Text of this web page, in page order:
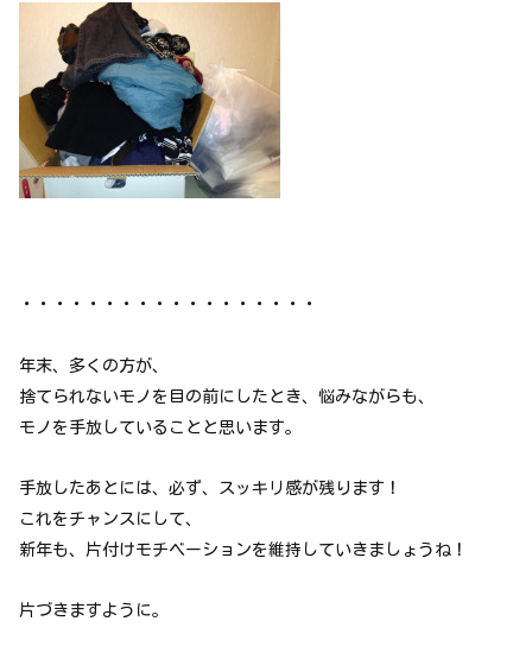
・・・・・・・・・・・・・・・・・・
年末、多くの方が、
捨てられないモノを目の前にしたとき、悩みながらも、
モノを手放していることと思います。
手放したあとには、必ず、スッキリ感が残ります！
これをチャンスにして、
新年も、片付けモチベーションを維持していきましょうね！
片づきますように。